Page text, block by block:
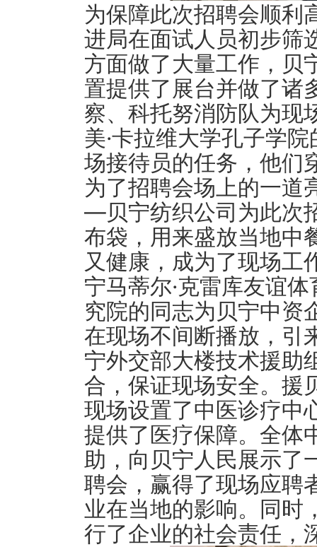
为保障此次招聘会顺利
进局在面试人员初步筛
方面做了大量工作，贝
置提供了展台并做了诸
察、科托努消防队为现
美·卡拉维大学孔子学
场接待员的任务，他们
为了招聘会场上的一道
—贝宁纺织公司为此次
布袋，用来盛放当地中
又健康，成为了现场工
宁马蒂尔·克雷库友谊
究院的同志为贝宁中资
在现场不间断播放，引
宁外交部大楼技术援助
合，保证现场安全。援
现场设置了中医诊疗中
提供了医疗保障。全体
助，向贝宁人民展示了
聘会，赢得了现场应聘
业在当地的影响。同时
行了企业的社会责任，